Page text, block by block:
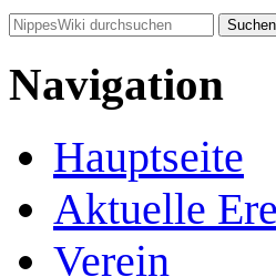
Navigation
Hauptseite
Aktuelle
Verein